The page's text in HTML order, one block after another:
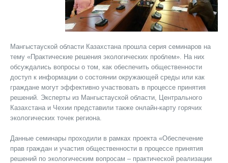
Мангыстауской области Казахстана прошла серия семинаров на
тему «Практические решения экологических проблем». На них
обсуждались вопросы о том, как обеспечить общественности
доступ к информации о состоянии окружающей среды или как
граждане могут эффективно участвовать в процессе принятия
решений. Эксперты из Мангыстауской области, Центрального
Казахстана и Чехии представили также онлайн-карту горячих
экологических точек региона.
Данные семинары проходили в рамках проекта «Обеспечение
прав граждан и участия общественности в процессе принятия
решений по экологическим вопросам – практической реализации